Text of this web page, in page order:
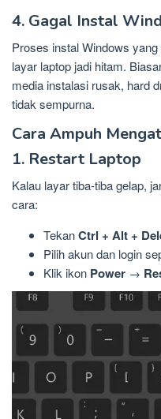
4. Gagal Instal
Proses instal Windows
layar laptop jadi hitam.
media instalasi rusak, hard
tidak sempurna.
Cara Ampuh
1. Restart Laptop
Kalau layar tiba-tiba gelap,
cara:
TekanCtrl + Alt +
Pilih akun dan login
Klik ikon Power →